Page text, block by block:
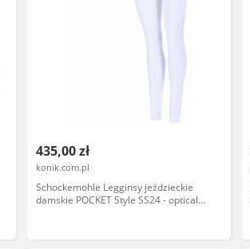
435,00 zł
konik.com.pl
Schockemohle Legginsy jeździeckie
damskie POCKET Style SS24 - optical